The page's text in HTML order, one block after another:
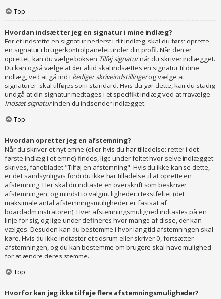
Top
Hvordan indsætter jeg en signatur i mine indlæg?
For et indsætte en signatur nederst i dit indlæg, skal du først oprette
en signatur i brugerkontrolpanelet under din profil. Når den er
oprettet, kan du vælge boksen Tilføj signaturnår du skriver indlægget.
Du kan også vælge at der altid skal indsættes en signatur til dine
indlæg, ved at gå ind i Rediger skriveindstillingerog vælge at
signaturen skal tilføjes som standard. Hvis du gør dette, kan du stadig
undgå at din signatur medtages i et specifikt indlæg ved at fravælge
Indsæt signaturinden du indsender indlægget.
Top
Hvordan opretter jeg en afstemning?
Når du skriver et nyt emne (eller hvis du har tilladelse: retter i det
første indlæg i et emne) findes, lige under feltet hvor selve indlægget
skrives, fanebladet "Tilføj en afstemning". Hvis du ikke kan se dette,
er det sandsynligvis fordi du ikke har tilladelse til at oprette en
afstemning. Her skal du indtaste en overskrift som beskriver
afstemningen, og mindst to valgmuligheder i tekstfeltet (det
maksimale antal afstemningsmuligheder er fastsat af
boardadministratoren). Hver afstemningsmulighed indtastes på en
linje for sig, og lige under defineres hvor mange af disse, der kan
vælges. Desuden kan du bestemme i hvor lang tid afstemningen skal
køre. Hvis du ikke indtaster et tidsrum eller skriver 0, fortsætter
afstemningen, og du kan bestemme om brugere skal have mulighed
for at ændre deres stemme.
Top
Hvorfor kan jeg ikke tilføje flere afstemningsmuligheder?